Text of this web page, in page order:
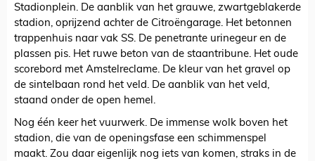
Stadionplein. De aanblik van het grauwe, zwartgeblakerde
stadion, oprijzend achter de Citroëngarage. Het betonnen
trappenhuis naar vak SS. De penetrante urinegeur en de
plassen pis. Het ruwe beton van de staantribune. Het oude
scorebord met Amstelreclame. De kleur van het gravel op
de sintelbaan rond het veld. De aanblik van het veld,
staand onder de open hemel.
Nog één keer het vuurwerk. De immense wolk boven het
stadion, die van de openingsfase een schimmenspel
maakt. Zou daar eigenlijk nog iets van komen, straks in de